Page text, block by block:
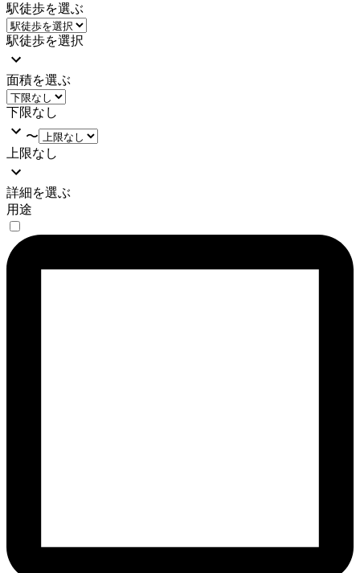
駅徒歩を選ぶ
駅徒歩を選択
面積を選ぶ
下限なし
〜
上限なし
詳細を選ぶ
用途